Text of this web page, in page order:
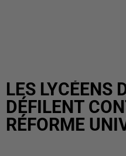
LES LYCÉENS
DÉFILENT
RÉFORME